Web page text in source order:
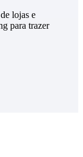
lojas e
para trazer